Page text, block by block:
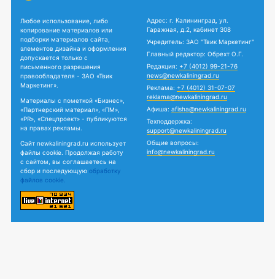
Любое использование, либо
копирование материалов или
подборки материалов сайта,
элементов дизайна и оформления
допускается только с
письменного разрешения
правообладателя - ЗАО «Твик
Маркетинг».
Материалы с пометкой «Бизнес»,
«Партнерский материал», «ПМ»,
«PR», «Спецпроект» - публикуются
на правах рекламы.
Сайт newkaliningrad.ru использует
файлы cookie. Продолжая работу
с сайтом, вы соглашаетесь на
сбор и последующую обработку
файлов cookie.
Адрес: г. Калининград, ул.
Гаражная, д.2, кабинет 308
Учредитель: ЗАО "Твик Маркетинг"
Главный редактор: Обрехт О.Г.
Редакция: +7 (4012) 99-21-76
news@newkaliningrad.ru
Реклама: +7 (4012) 31-07-07
reklama@newkaliningrad.ru
Афиша: afisha@newkaliningrad.ru
Техподдержка:
support@newkaliningrad.ru
Общие вопросы:
info@newkaliningrad.ru